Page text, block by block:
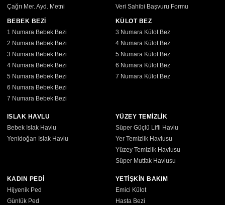
Çağrı Mer. Ayd. Metni
Veri Sahibi Başvuru Formu
BEBEK BEZİ
1 Numara Bebek Bezi
2 Numara Bebek Bezi
3 Numara Bebek Bezi
4 Numara Bebek Bezi
5 Numara Bebek Bezi
6 Numara Bebek Bezi
7 Numara Bebek Bezi
KÜLOT BEZ
3 Numara Külot Bez
4 Numara Külot Bez
5 Numara Külot Bez
6 Numara Külot Bez
7 Numara Külot Bez
ISLAK HAVLU
Bebek Islak Havlu
Yenidoğan Islak Havlu
YÜZEY TEMİZLİK
Süper Güçlü Lifli Havlu
Yer Temizlik Havlusu
Yüzey Temizlik Havlusu
Süper Mutfak Havlusu
KADIN PEDİ
Hijyenik Ped
Günlük Ped
YETİŞKİN BAKIM
Emici Külot
Hasta Bezi